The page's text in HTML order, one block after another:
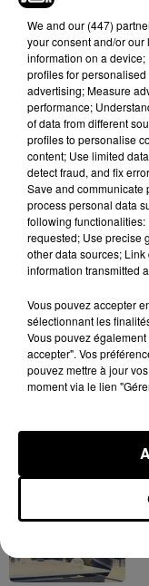
Une anecdote dont
Hip-Hop News
We and our (447)
your consent and/or
information on a
profiles for
advertising; Measure
performance;
of data from different
profiles to personalise
content; Use limited
detect fraud, and fix
Save and communicate
process personal data
following
requested; Use precise
other data sources;
information transmitted
Vous pouvez accepter
sélectionnant les
Vous pouvez
accepter". Vos
pouvez mettre à jour
moment via le lien